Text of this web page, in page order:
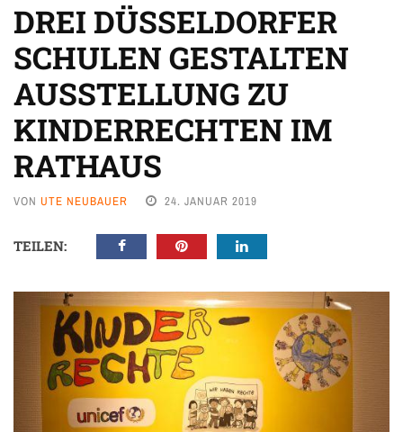
DREI DÜSSELDORFER
SCHULEN GESTALTEN
AUSSTELLUNG ZU
KINDERRECHTEN IM
RATHAUS
VON UTE NEUBAUER 24. JANUAR 2019
TEILEN: